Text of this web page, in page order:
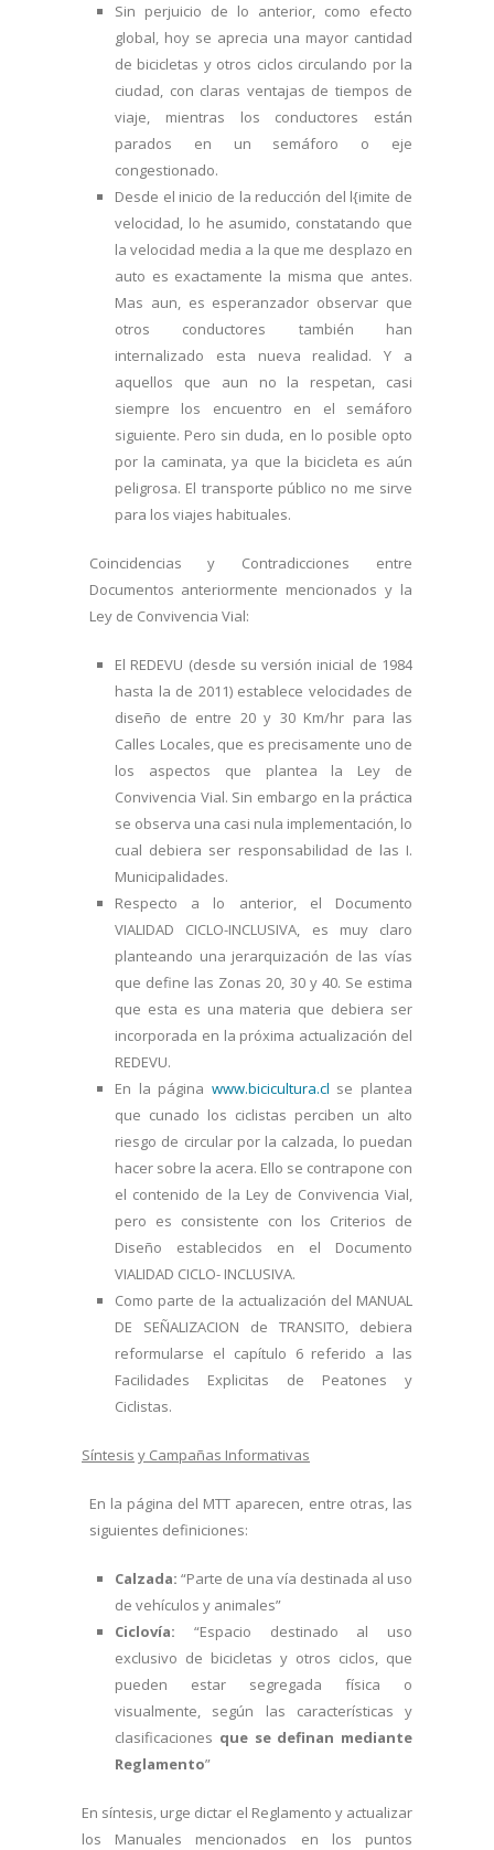
Sin perjuicio de lo anterior, como efecto
global, hoy se aprecia una mayor cantidad
de bicicletas y otros ciclos circulando por la
ciudad, con claras ventajas de tiempos de
viaje, mientras los conductores están
parados en un semáforo o eje
congestionado.
Desde el inicio de la reducción del l{imite de
velocidad, lo he asumido, constatando que
la velocidad media a la que me desplazo en
auto es exactamente la misma que antes.
Mas aun, es esperanzador observar que
otros conductores también han
internalizado esta nueva realidad. Y a
aquellos que aun no la respetan, casi
siempre los encuentro en el semáforo
siguiente. Pero sin duda, en lo posible opto
por la caminata, ya que la bicicleta es aún
peligrosa. El transporte público no me sirve
para los viajes habituales.
Coincidencias y Contradicciones entre
Documentos anteriormente mencionados y la
Ley de Convivencia Vial:
El REDEVU (desde su versión inicial de 1984
hasta la de 2011) establece velocidades de
diseño de entre 20 y 30 Km/hr para las
Calles Locales, que es precisamente uno de
los aspectos que plantea la Ley de
Convivencia Vial. Sin embargo en la práctica
se observa una casi nula implementación, lo
cual debiera ser responsabilidad de las I.
Municipalidades.
Respecto a lo anterior, el Documento
VIALIDAD CICLO-INCLUSIVA, es muy claro
planteando una jerarquización de las vías
que define las Zonas 20, 30 y 40. Se estima
que esta es una materia que debiera ser
incorporada en la próxima actualización del
REDEVU.
En la página www.bicicultura.cl se plantea
que cunado los ciclistas perciben un alto
riesgo de circular por la calzada, lo puedan
hacer sobre la acera. Ello se contrapone con
el contenido de la Ley de Convivencia Vial,
pero es consistente con los Criterios de
Diseño establecidos en el Documento
VIALIDAD CICLO- INCLUSIVA.
Como parte de la actualización del MANUAL
DE SEÑALIZACION de TRANSITO, debiera
reformularse el capítulo 6 referido a las
Facilidades Explicitas de Peatones y
Ciclistas.
Síntesis y Campañas Informativas
En la página del MTT aparecen, entre otras, las
siguientes definiciones:
Calzada: “Parte de una vía destinada al uso
de vehículos y animales”
Ciclovía: “Espacio destinado al uso
exclusivo de bicicletas y otros ciclos, que
pueden estar segregada física o
visualmente, según las características y
clasificaciones que se definan mediante
Reglamento”
En síntesis, urge dictar el Reglamento y actualizar
los Manuales mencionados en los puntos